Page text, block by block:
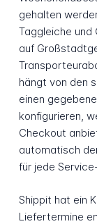
gehalten
Taggleiche
auf
hängt von den
einen
konfigurieren,
Checkout
automatisch
für jede
Shippit hat ein
Liefertermine